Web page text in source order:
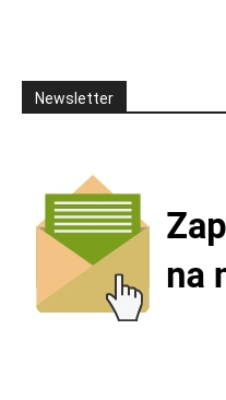
Newsletter